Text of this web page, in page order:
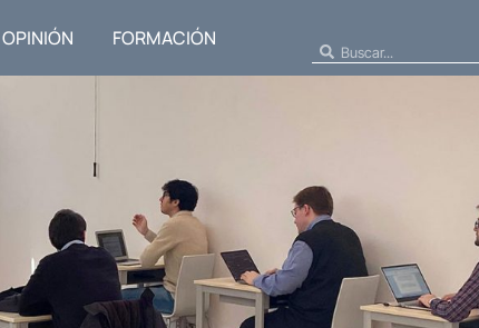
OPINIÓN FORMACIÓN